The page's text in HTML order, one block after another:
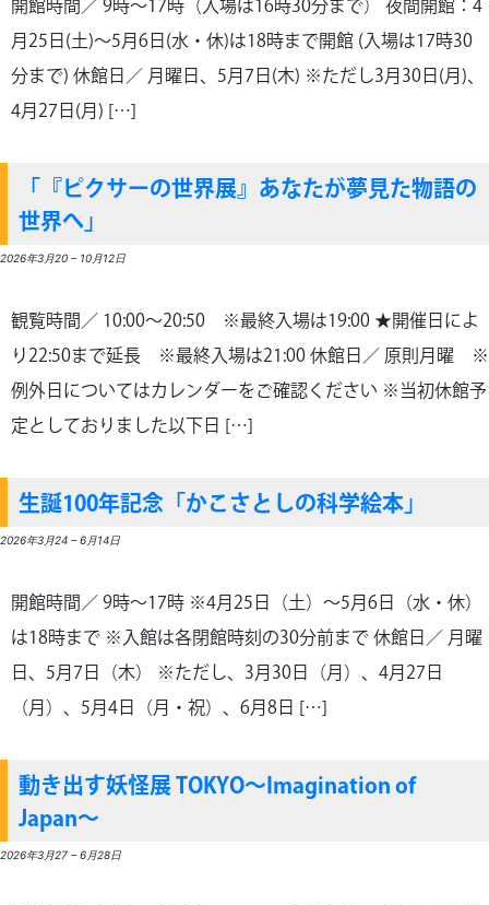
開館時間／ 9時～17時（入場は16時30分まで） 夜間開館：4
月25日(土)～5月6日(水・休)は18時まで開館 (入場は17時30
分まで) 休館日／ 月曜日、5月7日(木) ※ただし3月30日(月)、
4月27日(月) […]
「『ピクサーの世界展』あなたが夢見た物語の
世界へ」
2026年3月20 – 10月12日
観覧時間／ 10:00～20:50 ※最終入場は19:00 ★開催日によ
り22:50まで延長 ※最終入場は21:00 休館日／ 原則月曜 ※
例外日についてはカレンダーをご確認ください ※当初休館予
定としておりました以下日 […]
生誕100年記念「かこさとしの科学絵本」
2026年3月24 –6月14日
開館時間／ 9時～17時 ※4月25日（土）～5月6日（水・休）
は18時まで ※入館は各閉館時刻の30分前まで 休館日／ 月曜
日、5月7日（木） ※ただし、3月30日（月）、4月27日
（月）、5月4日（月・祝）、6月8日 […]
動き出す妖怪展 TOKYO～Imagination of
Japan～
2026年3月27 –6月28日